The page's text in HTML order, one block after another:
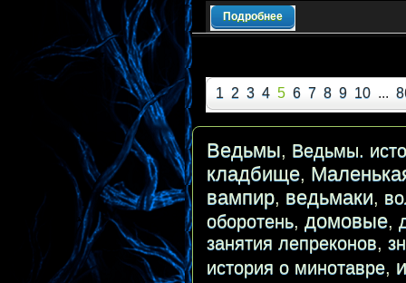
Подробнее
1 2 3 4 5 6 7 8 9 10 ...
Ведьмы, Ведьмы.
кладбище,
вампир, ведьмаки,
оборотень, домовые,
занятия лепреконов,
история о минотавре,